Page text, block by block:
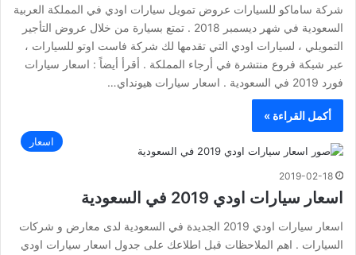
شركة ساماكو للسيارات عروض تمويل سيارات اودي في المملكة العربية
السعودية في شهر ديسمبر 2018 . تمتع بسيارة من خلال عروض التأجير
التمويلي ، لسيارات اودي التي تقدمها لك شركة فاست اوتو للسيارات ،
عبر شبكة فروع منتشرة في أرجاء المملكة . أقرأ أيضاً : اسعار سيارات
فورد 2019 في السعودية . اسعار سيارات هيونداي…
أكمل القراءة »
اسعار
2019-02-18
اسعار سيارات اودي 2019 في السعودية
اسعار سيارات اودي 2019 الجديدة في السعودية لدى معارض و شركات
السيارات . اهم الملاحظات قبل اطلاعك على جدول اسعار سيارات اودي